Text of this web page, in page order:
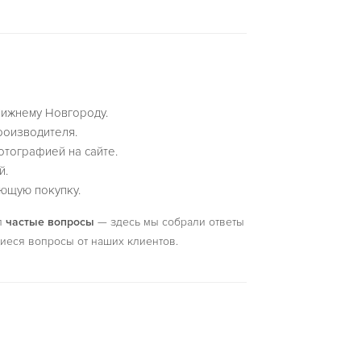
Новгороду.
на сайте.
покупку.
частые вопросы — здесь мы собрали ответы
вопросы от наших клиентов.